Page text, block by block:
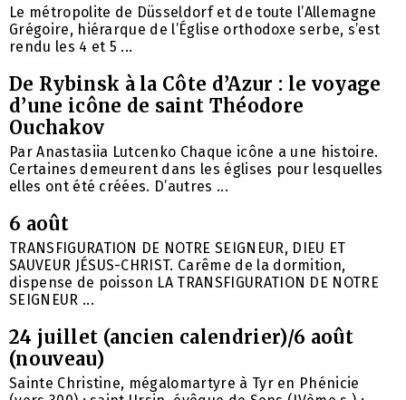
Le métropolite de Düsseldorf et de toute l’Allemagne
Grégoire, hiérarque de l’Église orthodoxe serbe, s’est
rendu les 4 et 5 ...
De Rybinsk à la Côte d’Azur : le voyage
d’une icône de saint Théodore
Ouchakov
Par Anastasiia Lutcenko Chaque icône a une histoire.
Certaines demeurent dans les églises pour lesquelles
elles ont été créées. D’autres ...
6 août
TRANSFIGURATION DE NOTRE SEIGNEUR, DIEU ET
SAUVEUR JÉSUS-CHRIST. Carême de la dormition,
dispense de poisson LA TRANSFIGURATION DE NOTRE
SEIGNEUR ...
24 juillet (ancien calendrier)/6 août
(nouveau)
Sainte Christine, mégalomartyre à Tyr en Phénicie